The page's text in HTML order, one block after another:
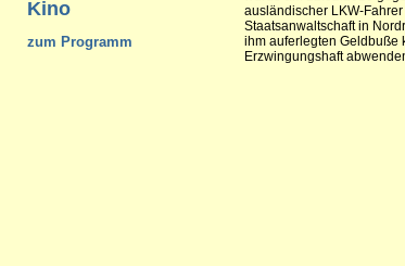
Kino
zum Programm
ausländischer LKW-
Staatsanwaltschaft in
ihm auferlegten Geldbuße
Erzwingungshaft